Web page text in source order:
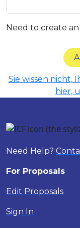
Need to create
Sie wissen nicht,
hier,
Need Help?
For Proposals
Edit Proposals
Sign In